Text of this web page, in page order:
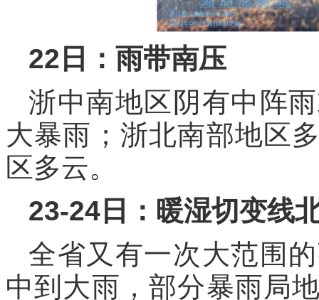
22日：雨带南压
浙中南地区阴有中阵
大暴雨；浙北南部地区
区多云。
23-24日：暖湿切变线
全省又有一次大范围
中到大雨，部分暴雨局